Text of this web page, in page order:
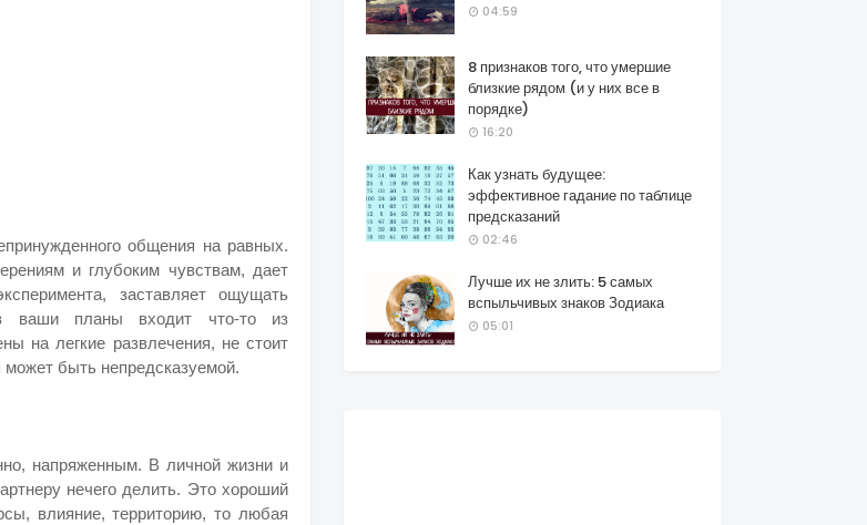
общения на равных.
и глубоким чувствам, дает
заставляет ощущать
в ваши планы входит что-то из
на легкие развлечения, не стоит
быть непредсказуемой.
напряженным. В личной жизни и
нечего делить. Это хороший
влияние, территорию, то любая
04:59
8 признаков того, что умершие
близкие рядом (и у них все в
порядке)
16:20
Как узнать будущее:
эффективное гадание по таблице
предсказаний
02:46
Лучше их не злить: 5 самых
вспыльчивых знаков Зодиака
05:01